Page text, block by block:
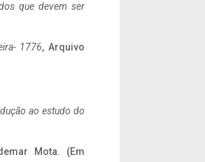
que devem ser
1776, Arquivo
ao estudo do
Mota. (Em